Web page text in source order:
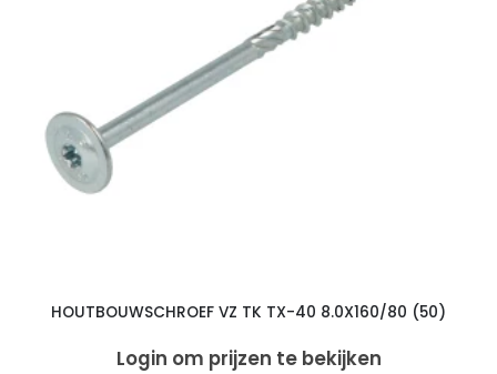
HOUTBOUWSCHROEF VZ TK TX-40 8.0X160/80 (50)
Login om prijzen te bekijken